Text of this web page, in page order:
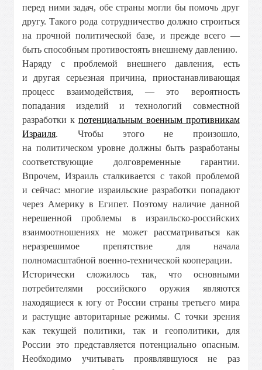
перед ними задач, обе страны могли бы помочь друг
другу. Такого рода сотрудничество должно строиться
на прочной политической базе, и прежде всего —
быть способным противостоять внешнему давлению.
Наряду с проблемой внешнего давления, есть
и другая серьезная причина, приостанавливающая
процесс взаимодействия, — это вероятность
попадания изделий и технологий совместной
разработки к потенциальным военным противникам
Израиля. Чтобы этого не произошло,
на политическом уровне должны быть разработаны
соответствующие долговременные гарантии.
Впрочем, Израиль сталкивается с такой проблемой
и сейчас: многие израильские разработки попадают
через Америку в Египет. Поэтому наличие данной
нерешенной проблемы в израильско-российских
взаимоотношениях не может рассматриваться как
неразрешимое препятствие для начала
полномасштабной военно-технической кооперации.
Исторически сложилось так, что основными
потребителями российского оружия являются
находящиеся к югу от России страны третьего мира
и растущие авторитарные режимы. С точки зрения
как текущей политики, так и геополитики, для
России это представляется потенциально опасным.
Необходимо учитывать проявлявшуюся не раз